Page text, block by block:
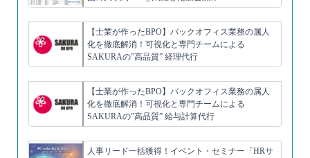
【士業が作ったBPO】バックオフィス業務の属人
化を徹底解消！可視化と専門チームによる
SAKURAの”高品質” 経理代行
【士業が作ったBPO】バックオフィス業務の属人
化を徹底解消！可視化と専門チームによる
SAKURAの”高品質” 給与計算代行
人事リード一括獲得！イベント・セミナー「HRサ